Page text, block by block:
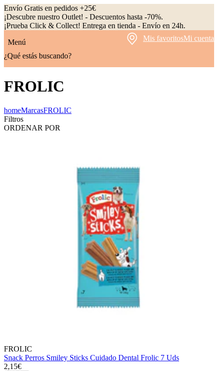
Envío Gratis en pedidos +25€
¡Descubre nuestro Outlet! - Descuentos hasta -70%.
¡Prueba Click & Collect! Entrega en tienda - Envío en 24h.
Menú
Mis favoritosMi cuenta
¿Qué estás buscando?
FROLIC
homeMarcasFROLIC
Filtros
ORDENAR POR
FROLIC
Snack Perros Smiley Sticks Cuidado Dental Frolic 7 Uds
2,15€